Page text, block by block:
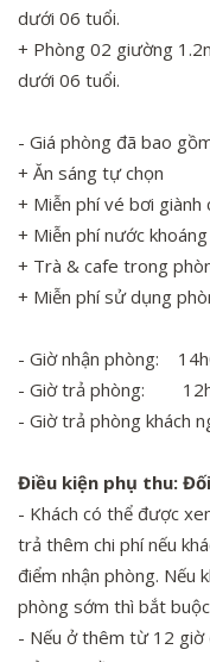
dưới 06 tuổi.
+ Phòng 02 giường
dưới 06 tuổi.
- Giá phòng đã bao
+ Ăn sáng tự chọn
+ Miễn phí vé bơi giành
+ Miễn phí nước
+ Trà & cafe trong
+ Miễn phí sử dụng
- Giờ nhận phòng:
- Giờ trả phòng:
- Giờ trả phòng khách
Điều kiện phụ thu:
- Khách có thể được
trả thêm chi phí nếu
điểm nhận phòng. Nếu
phòng sớm thì bắt
- Nếu ở thêm từ 12 giờ